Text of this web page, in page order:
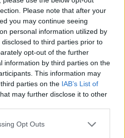
Please note that after your
you may continue seeing
personal information utilized by
to third parties prior to
opt-out of the further
information by third parties on the
This information may
parties on the IAB’s List of
may further disclose it to other
Opt Outs
| SALUD,CONSUMO, BIENESTAR
a aglomeraciones
y parques,
minoritaria